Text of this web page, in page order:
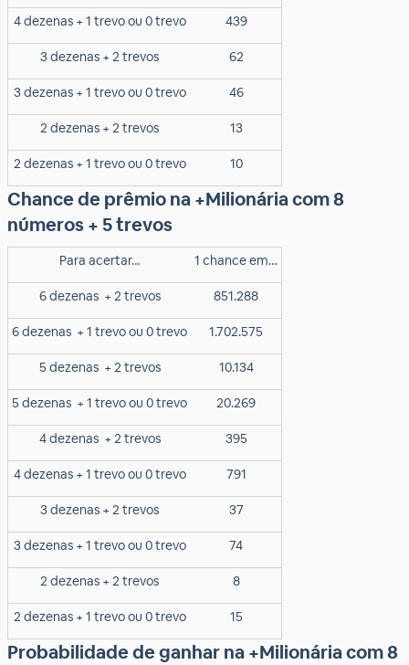
4 dezenas + 1 trevo ou 0 trevo 439
3 dezenas + 2 trevos 62
3 dezenas + 1 trevo ou 0 trevo 46
2 dezenas + 2 trevos 13
2 dezenas + 1 trevo ou 0 trevo 10
Chance de prêmio na +Milionária com 8
números + 5 trevos
Para acertar… 1 chance em…
6 dezenas + 2 trevos 851.288
6 dezenas + 1 trevo ou 0 trevo 1.702.575
5 dezenas + 2 trevos 10.134
5 dezenas + 1 trevo ou 0 trevo 20.269
4 dezenas + 2 trevos 395
4 dezenas + 1 trevo ou 0 trevo 791
3 dezenas + 2 trevos 37
3 dezenas + 1 trevo ou 0 trevo 74
2 dezenas + 2 trevos 8
2 dezenas + 1 trevo ou 0 trevo 15
Probabilidade de ganhar na +Milionária com 8